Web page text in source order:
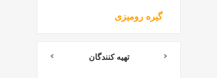
گیره رومیزی
تهیه کنندگان